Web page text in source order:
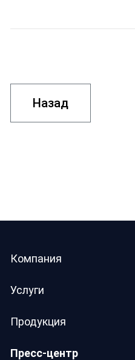
Назад
Компания
Услуги
Продукция
Пресс-центр